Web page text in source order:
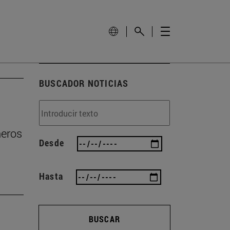
BUSCADOR NOTICIAS
Desde
Hasta
BUSCAR